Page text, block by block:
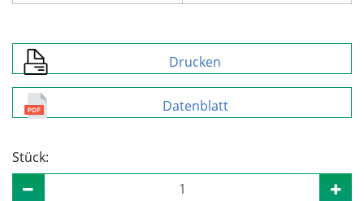
Drucken
Datenblatt
Stück: